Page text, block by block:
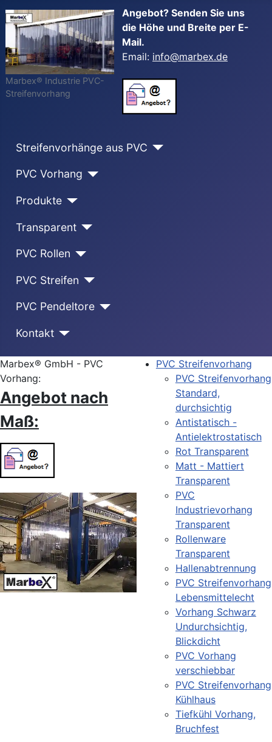
Marbex® Industrie PVC-
Streifenvorhang
Angebot? Senden Sie uns
die Höhe und Breite per E-
Mail.
Email: info@marbex.de
Streifenvorhänge aus PVC
PVC Vorhang
Produkte
Transparent
PVC Rollen
PVC Streifen
PVC Pendeltore
Kontakt
Marbex® GmbH - PVC
Vorhang:
Angebot nach
Maß:
PVC Streifenvorhang
PVC Streifenvorhang
Standard,
durchsichtig
Antistatisch -
Antielektrostatisch
Rot Transparent
Matt - Mattiert
Transparent
PVC
Industrievorhang
Transparent
Rollenware
Transparent
Hallenabtrennung
PVC Streifenvorhang
Lebensmittelecht
Vorhang Schwarz
Undurchsichtig,
Blickdicht
PVC Vorhang
verschiebbar
PVC Streifenvorhang
Kühlhaus
Tiefkühl Vorhang,
Bruchfest